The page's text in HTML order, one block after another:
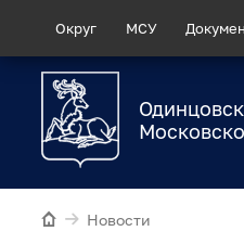
Округ МСУ
Новости